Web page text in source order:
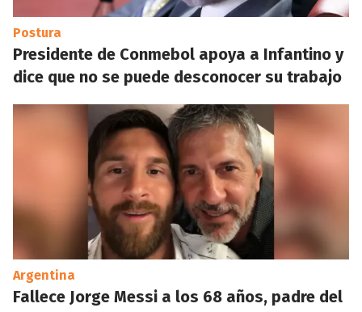
Postura
Presidente de Conmebol apoya a Infantino y
dice que no se puede desconocer su trabajo
Argentina
Fallece Jorge Messi a los 68 años, padre del